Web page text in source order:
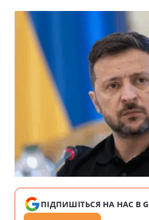
ПІДПИШІТЬСЯ НА НАС В